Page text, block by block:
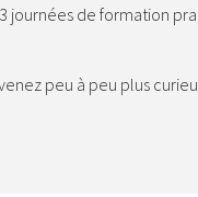
journées de formation
peu à peu plus